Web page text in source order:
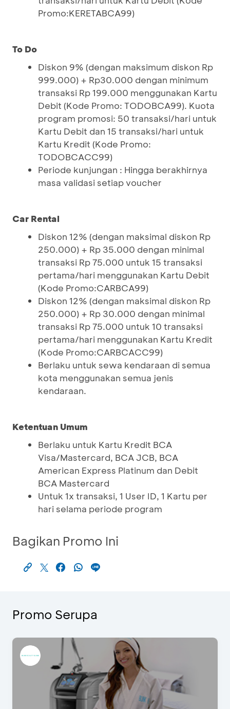
Promo:KERETABCA99)
To Do
Diskon 9% (dengan maksimum diskon Rp
999.000) + Rp30.000 dengan minimum
transaksi Rp 199.000 menggunakan Kartu
Debit (Kode Promo: TODOBCA99). Kuota
program promosi: 50 transaksi/hari untuk
Kartu Debit dan 15 transaksi/hari untuk
Kartu Kredit (Kode Promo:
TODOBCACC99)
Periode kunjungan : Hingga berakhirnya
masa validasi setiap voucher
Car Rental
Diskon 12% (dengan maksimal diskon Rp
250.000) + Rp 35.000 dengan minimal
transaksi Rp 75.000 untuk 15 transaksi
pertama/hari menggunakan Kartu Debit
(Kode Promo:CARBCA99)
Diskon 12% (dengan maksimal diskon Rp
250.000) + Rp 30.000 dengan minimal
transaksi Rp 75.000 untuk 10 transaksi
pertama/hari menggunakan Kartu Kredit
(Kode Promo:CARBCACC99)
Berlaku untuk sewa kendaraan di semua
kota menggunakan semua jenis
kendaraan.
Ketentuan Umum
Berlaku untuk Kartu Kredit BCA
Visa/Mastercard, BCA JCB, BCA
American Express Platinum dan Debit
BCA Mastercard
Untuk 1x transaksi, 1 User ID, 1 Kartu per
hari selama periode program
Bagikan Promo Ini
Promo Serupa